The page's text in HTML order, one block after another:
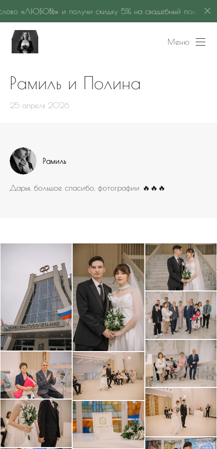
и получи скидку 5% на свадебный пакет «GOLD»
Меню
Рамиль и Полина
25 апреля 2026
Рамиль
Дарья, большое спасибо, фотографии 🔥🔥🔥